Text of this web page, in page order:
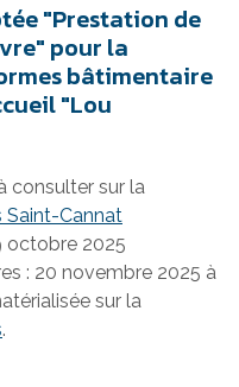
"Prestation de
pour la
bâtimentaire
"Lou
consulter sur la
Saint-Cannat
octobre 2025
: 20 novembre 2025 à
sur la
.